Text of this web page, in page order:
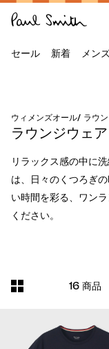
セール 新着 メン
ウィメンズオール/ ラウ
ラウンジウェア
リラックス感の中に
は、日々のくつろぎ
い時間を彩る、ワン
ください。
16 商品